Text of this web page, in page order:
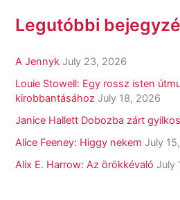
Legutóbbi
A Jennyk July 23, 2026
Louie Stowell: Egy ​rossz isten
kirobbantásához July 18, 2026
Janice Hallett Dobozba zárt
Alice Feeney: Higgy nekem July
Alix E. Harrow: Az örökkévaló July